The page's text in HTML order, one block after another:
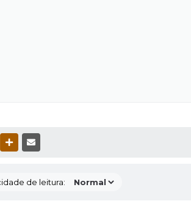
OUTRAS MÍDIAS
de leitura: